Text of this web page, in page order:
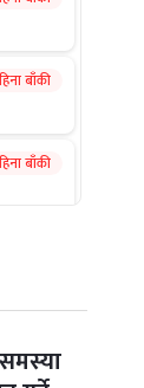
बाँकी
बाँकी